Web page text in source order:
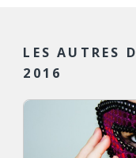
LES AUTRES
2016